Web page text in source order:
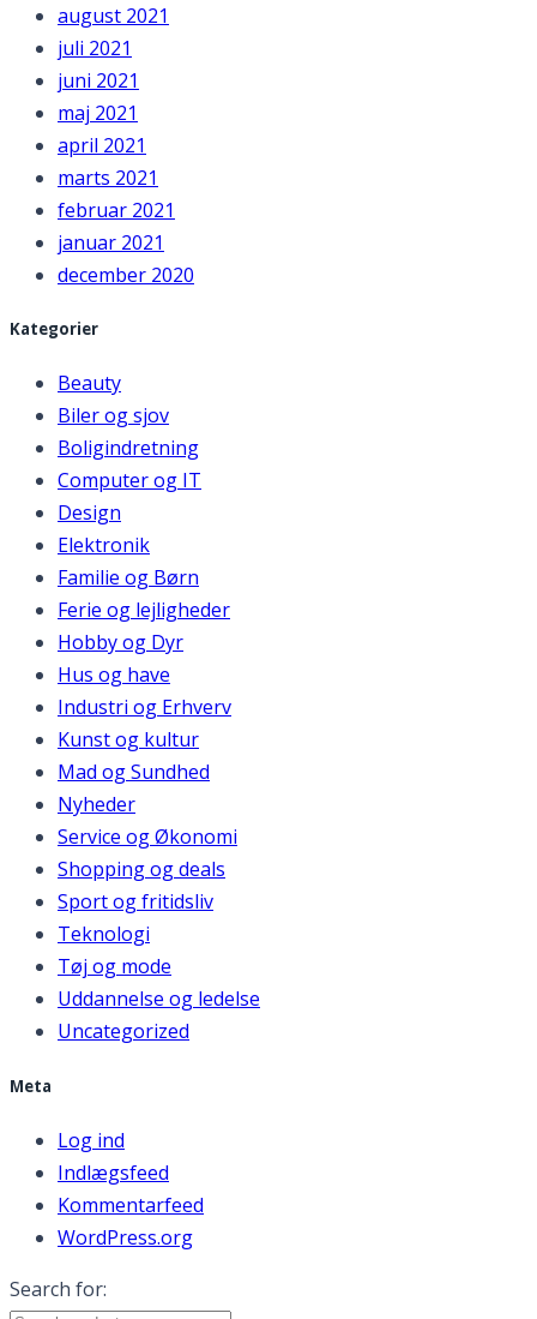
august 2021
juli 2021
juni 2021
maj 2021
april 2021
marts 2021
februar 2021
januar 2021
december 2020
Kategorier
Beauty
Biler og sjov
Boligindretning
Computer og IT
Design
Elektronik
Familie og Børn
Ferie og lejligheder
Hobby og Dyr
Hus og have
Industri og Erhverv
Kunst og kultur
Mad og Sundhed
Nyheder
Service og Økonomi
Shopping og deals
Sport og fritidsliv
Teknologi
Tøj og mode
Uddannelse og ledelse
Uncategorized
Meta
Log ind
Indlægsfeed
Kommentarfeed
WordPress.org
Search for: